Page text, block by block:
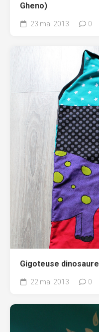
Gheno)
23 mai 2013 0
Gigoteuse dinosaure
22 mai 2013 0